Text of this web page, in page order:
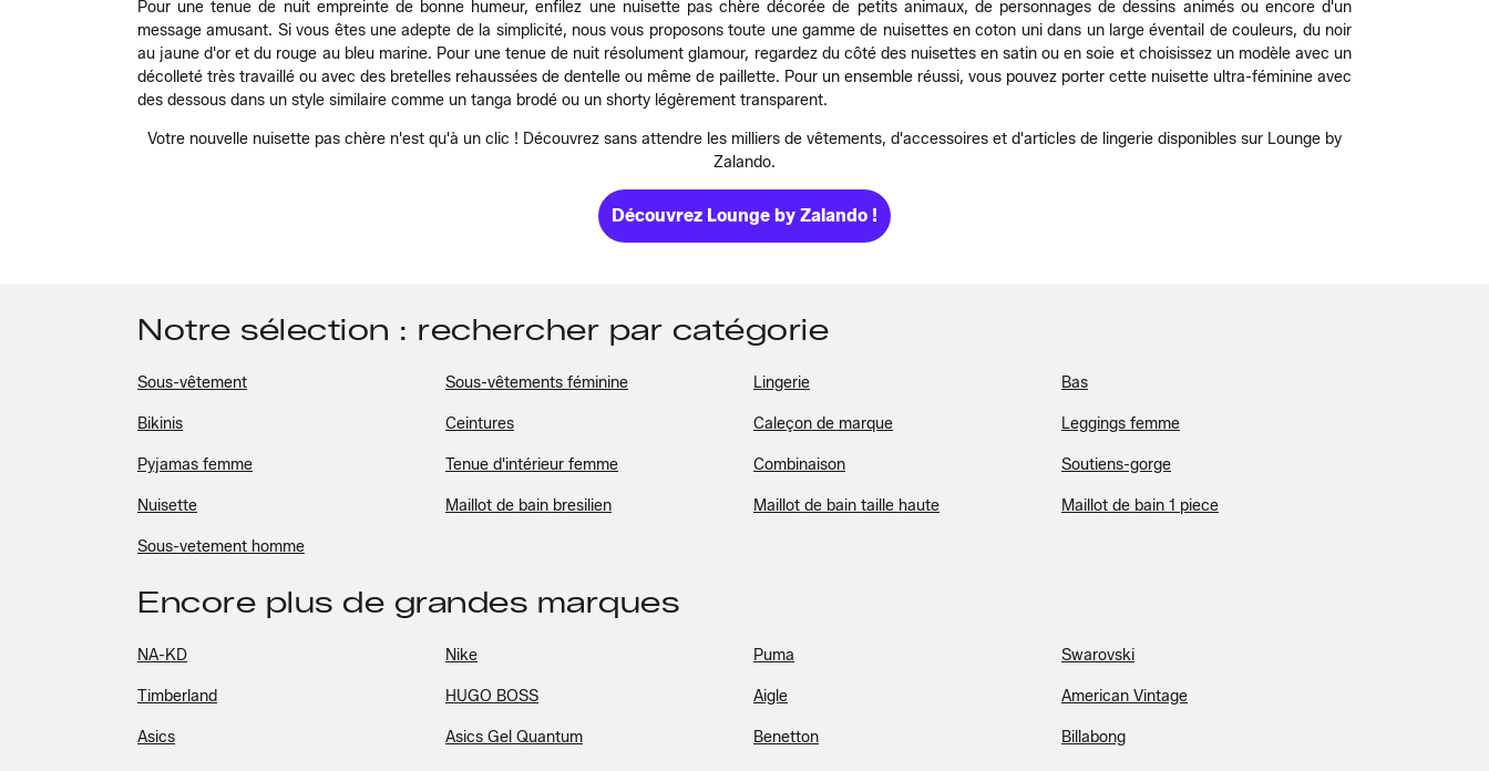
Pour une tenue de nuit empreinte de bonne humeur, enfilez une nuisette pas chère décorée de petits animaux, de personnages de dessins animés ou encore d'un
message amusant. Si vous êtes une adepte de la simplicité, nous vous proposons toute une gamme de nuisettes en coton uni dans un large éventail de couleurs, du noir
au jaune d'or et du rouge au bleu marine. Pour une tenue de nuit résolument glamour, regardez du côté des nuisettes en satin ou en soie et choisissez un modèle avec un
décolleté très travaillé ou avec des bretelles rehaussées de dentelle ou même de paillette. Pour un ensemble réussi, vous pouvez porter cette nuisette ultra-féminine avec
des dessous dans un style similaire comme un tanga brodé ou un shorty légèrement transparent.
Votre nouvelle nuisette pas chère n'est qu'à un clic ! Découvrez sans attendre les milliers de vêtements, d'accessoires et d'articles de lingerie disponibles sur Lounge by
Zalando.
Découvrez Lounge by Zalando !
Notre sélection : rechercher par catégorie
Sous-vêtement Sous-vêtements féminine Lingerie Bas
Bikinis Ceintures Caleçon de marque Leggings femme
Pyjamas femme Tenue d'intérieur femme Combinaison Soutiens-gorge
Nuisette Maillot de bain bresilien Maillot de bain taille haute Maillot de bain 1 piece
Sous-vetement homme
Encore plus de grandes marques
NA-KD Nike Puma Swarovski
Timberland HUGO BOSS Aigle American Vintage
Asics Asics Gel Quantum Benetton Billabong